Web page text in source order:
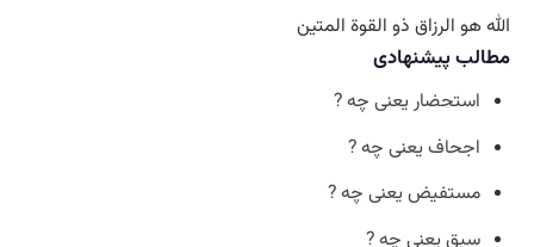
الله هو الرزاق ذو القوة المتين
مطالب پیشنهادی
استحضار یعنی چه ?
اجحاف یعنی چه ?
مستفیض یعنی چه ?
سبق یعنی چه ?